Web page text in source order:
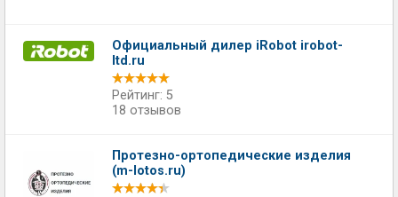
Официальный дилер iRobot irobot-
ltd.ru
Рейтинг: 5
18 отзывов
Протезно-ортопедические изделия
(m-lotos.ru)